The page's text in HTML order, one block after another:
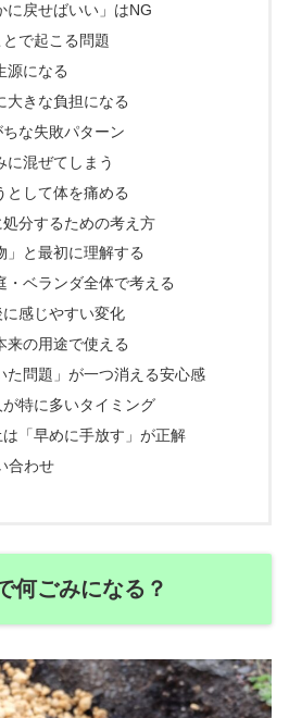
に戻せばいい」はNG
で起こる問題
源になる
大きな負担になる
な失敗パターン
に混ぜてしまう
として体を痛める
分するための考え方
」と最初に理解する
・ベランダ全体で考える
感じやすい変化
来の用途で使える
た問題」が一つ消える安心感
特に多いタイミング
「早めに手放す」が正解
合わせ
何ごみになる？